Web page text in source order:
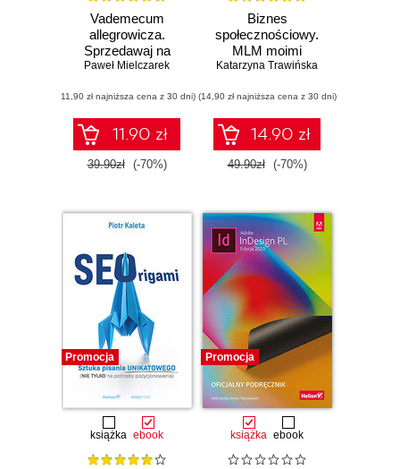
Vademecum
allegrowicza.
Sprzedawaj na
pomarańczowym
tajemnic
Paweł Mielczarek
(11,90 zł najniższa cena z 30 dni)
11.90 zł
39.90zł (-70%)
Biznes
społecznościowy.
MLM moimi
oczami (b2b)
Katarzyna Trawińska
(14,90 zł najniższa cena z 30 dni)
14.90 zł
49.90zł (-70%)
Promocja
książka ebook
Promocja
książka ebook